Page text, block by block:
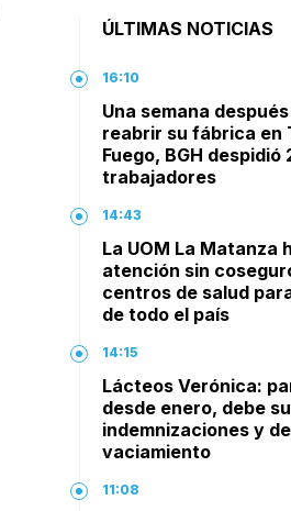
ÚLTIMAS NOTICIAS
16:10
Una semana
reabrir su fábrica en
Fuego, BGH despidió
trabajadores
14:43
La UOM La Matanza
atención sin
centros de salud
de todo el país
14:15
Lácteos Verónica:
desde enero, debe
indemnizaciones y
vaciamiento
11:08